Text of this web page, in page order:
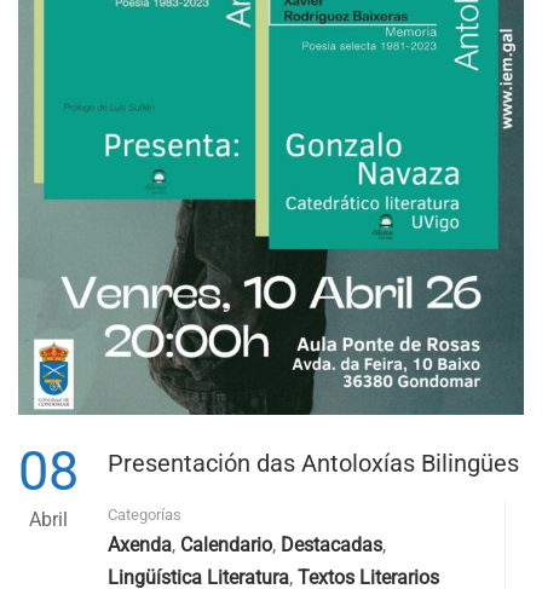
08
Abril
Presentación das Antoloxías Bilingües
Categorías
Axenda, Calendario, Destacadas,
Lingüística Literatura, Textos Literarios